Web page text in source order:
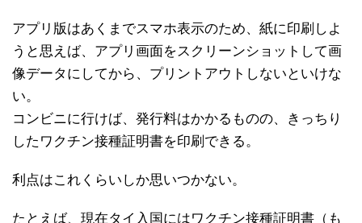
アプリ版はあくまでスマホ表示のため、紙に印刷しよ
うと思えば、アプリ画面をスクリーンショットして画
像データにしてから、プリントアウトしないといけな
い。
コンビニに行けば、発行料はかかるものの、きっちり
したワクチン接種証明書を印刷できる。
利点はこれくらいしか思いつかない。
たとえば、現在タイ入国にはワクチン接種証明書（も